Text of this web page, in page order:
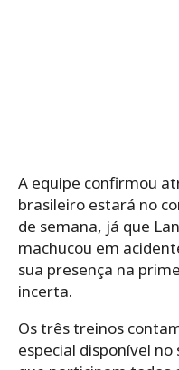
A equipe confirmou
brasileiro estará no
de semana, já que
machucou em
sua presença na
incerta.
Os três treinos
especial disponível